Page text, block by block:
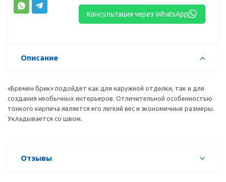
Консультация через WhatsApp
Описание
«Бремен брик» подойдет как для наружной отделки, так и для
создания необычных интерьеров. Отличительной особенностью
тонкого кирпича является его легкий вес и экономичные размеры.
Укладывается со швом.
Отзывы